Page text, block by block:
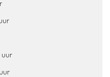
uur